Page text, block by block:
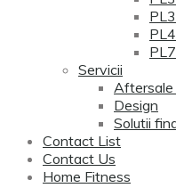
Servicii
Aftersale
Design
Solutii
Contact List
Contact Us
Home Fitness